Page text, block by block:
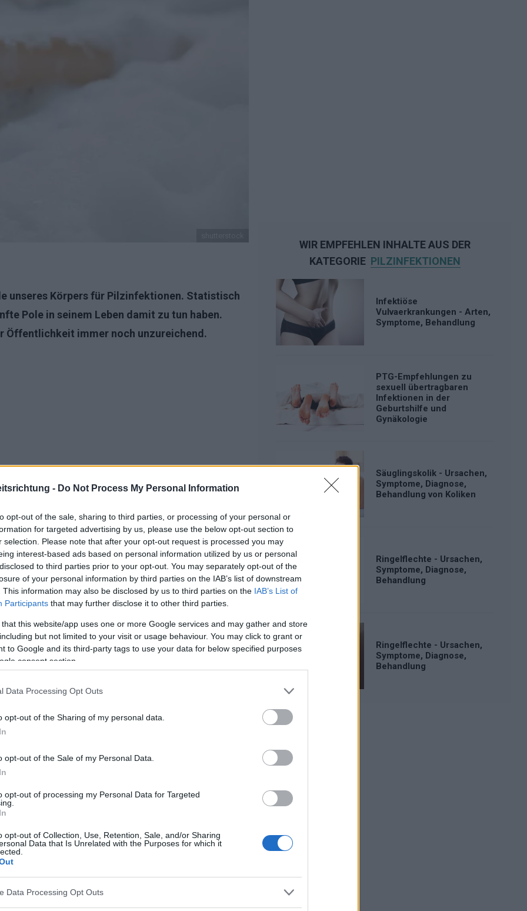
- Do Not Process My Personal Information
opt-out of the sale, sharing to third parties, or processing of your personal or
for targeted advertising by us, please use the below opt-out section to
selection. Please note that after your opt-out request is processed you may
interest-based ads based on personal information utilized by us or personal
to third parties prior to your opt-out. You may separately opt-out of the
of your personal information by third parties on the IAB’s list of downstream
This information may also be disclosed by us to third parties on the IAB’s List of
Participants that may further disclose it to other third parties.
that this website/app uses one or more Google services and may gather and store
but not limited to your visit or usage behaviour. You may click to grant or
to Google and its third-party tags to use your data for below specified purposes
consent section.
Data Processing Opt Outs
opt-out of the Sharing of my personal data.
opt-out of the Sale of my Personal Data.
opt-out of processing my Personal Data for Targeted
opt-out of Collection, Use, Retention, Sale, and/or Sharing
Data that Is Unrelated with the Purposes for which it
Data Processing Opt Outs
unseres Körpers für Pilzinfektionen. Statistisch
Pole in seinem Leben damit zu tun haben.
Öffentlichkeit immer noch unzureichend.
Krankheit eine derpeinlichstenist und wir es
Feuer. Sie wird Menschen zugeschrieben, die die
sie jeden treffen kann, nur eine kleine
nachlassenden Immunität zu. Männer sind
stärker ausgesetzt sind und ihre Schuhe
und Temperatur begünstigen
schützen?
Hautkontakt. Daher ist es wichtig, am Pool und in
Handtuch oder eine Nagelschere
WIR EMPFEHLEN INHALTE AUS DER
KATEGORIE PILZINFEKTIONEN
Infektiöse
Vulvaerkrankungen - Arten,
Symptome, Behandlung
PTG-Empfehlungen zu
sexuell übertragbaren
Infektionen in der
Geburtshilfe und
Gynäkologie
Säuglingskolik - Ursachen,
Symptome, Diagnose,
Behandlung von Koliken
Ringelflechte - Ursachen,
Symptome, Diagnose,
Behandlung
Ringelflechte - Ursachen,
Symptome, Diagnose,
Behandlung